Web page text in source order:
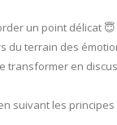
un point délicat 😇
du terrain des
transformer en
suivant les